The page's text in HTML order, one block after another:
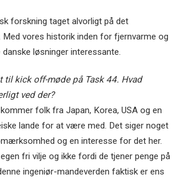
forskning taget alvorligt på det
Med vores historik inden for fjernvarme og
løsninger interessante.
til kick off-møde på Task 44. Hvad
ved der?
folk fra Japan, Korea, USA og en
lande for at være med. Det siger noget
og en interesse for det her.
fri vilje og ikke fordi de tjener penge på
ingeniør-mandeverden faktisk er ens